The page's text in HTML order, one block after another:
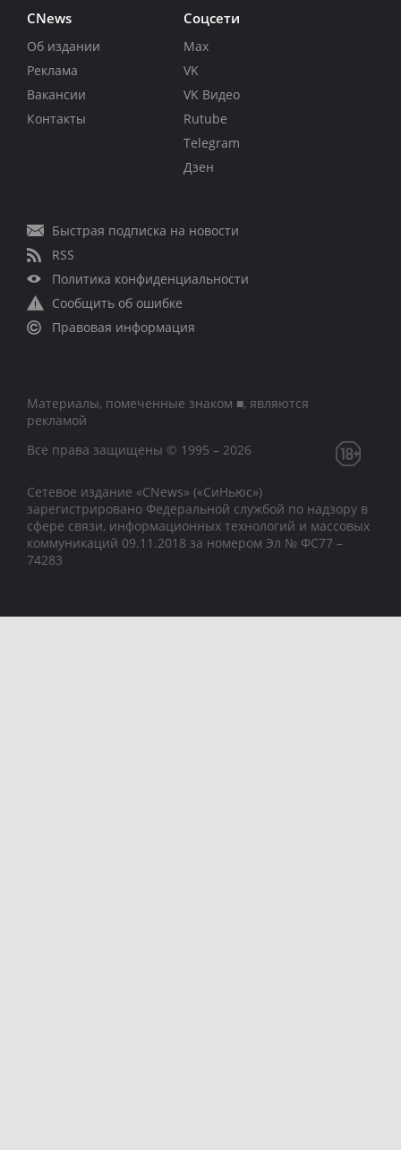
CNews
Об издании
Реклама
Вакансии
Контакты
Соцсети
Max
VK
VK Видео
Rutube
Telegram
Дзен
Быстрая подписка на новости
RSS
Политика конфиденциальности
Сообщить об ошибке
Правовая информация
Материалы, помеченные знаком ■, являются
рекламой
Все права защищены © 1995 – 2026
Сетевое издание «CNews» («СиНьюс»)
зарегистрировано Федеральной службой по надзору в
сфере связи, информационных технологий и массовых
коммуникаций 09.11.2018 за номером Эл № ФС77 –
74283